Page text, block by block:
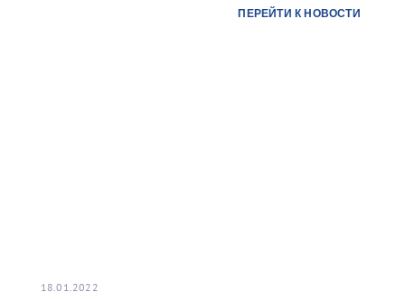
органа к учетной записи в информационной системе
ПЕРЕЙТИ К НОВОСТИ
18.01.2022